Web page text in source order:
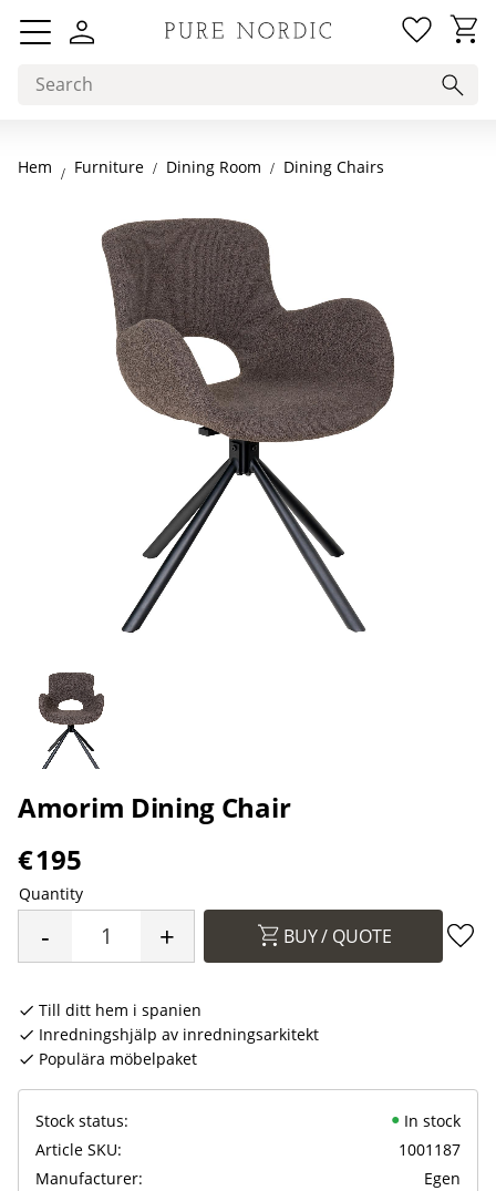
Menu
Basket
Hem Furniture Dining Room Dining Chairs
Amorim Dining Chair
€195
Quantity
+
- BUY
Till ditt hem i spanien
Inredningshjälp av inredningsarkitekt
Populära möbelpaket
Stock status
In stock
Article SKU
1001187
Manufacturer
Egen